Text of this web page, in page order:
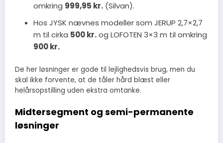
omkring 999,95 kr.(Silvan).
Hos JYSK nævnes modeller som JERUP 2,7×2,7
m til cirka 500 kr.og LOFOTEN 3×3 m til omkring
900 kr.
De her løsninger er gode til lejlighedsvis brug, men du
skal ikke forvente, at de tåler hård blæst eller
helårsopstilling uden ekstra omtanke.
Midtersegment og semi-permanente
løsninger